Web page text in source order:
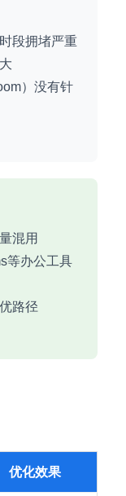
段拥堵严重
）没有针
混用
等办公工具
路径
优化效果